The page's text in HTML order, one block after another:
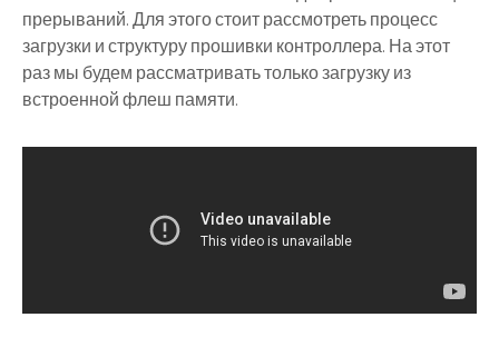
прерываний. Для этого стоит рассмотреть процесс
загрузки и структуру прошивки контроллера. На этот
раз мы будем рассматривать только загрузку из
встроенной флеш памяти.